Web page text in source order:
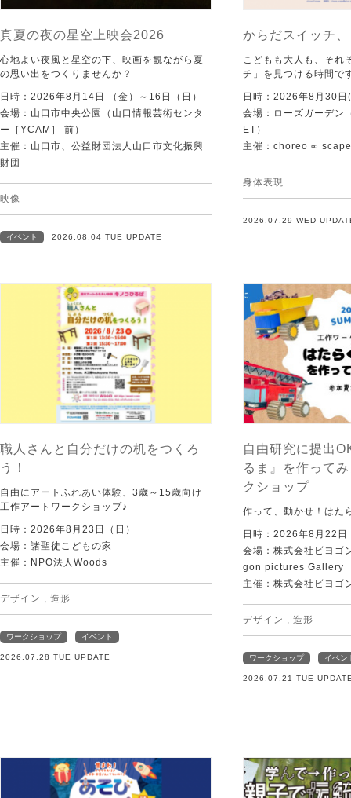
真夏の夜の星空上映会2026
心地よい夜風と星空の下、映画を観ながら夏
の思い出をつくりませんか？
日時：2026年8月14日 （金）～16日（日）
会場：山口市中央公園（山口情報芸術センタ
ー［YCAM］ 前）
主催：山口市、公益財団法人山口市文化振興
財団
映像
イベント 2026.08.04 TUE UPDATE
からだスイッチ
こどもも大人も、それ
チ」を見つける時間で
日時：2026年8月30日
会場：ローズガーデン
ET）
主催：choreo ∞ scape
身体表現
2026.07.29 WED
職人さんと自分だけの机をつくろ
う！
自由にアートふれあい体験、3歳～15歳向け
工作アートワークショップ♪
日時：2026年8月23日（日）
会場：諸聖徒こどもの家
主催：NPO法人Woods
デザイン , 造形
ワークショップ イベント
2026.07.28 TUE UPDATE
自由研究に提出
るま』を作って
クショップ
作って、動かせ！はた
日時：2026年8月22日
会場：株式会社ビヨ
gon pictures Gallery
主催：株式会社ビヨゴ
デザイン , 造形
ワークショップ イベン
2026.07.21 TUE